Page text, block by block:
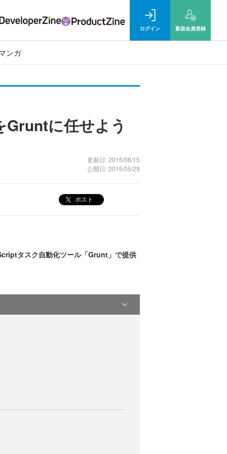
ログイン 新規会員登録
ンガ
に任せよう
更新日: 2015/06/15
公開日: 2015/05/29
ポスト
タスク自動化ツール「Grunt」で提供